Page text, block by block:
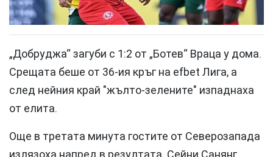
„Добруджа“ загуби с 1:2 от „Ботев“ Враца у дома.
Срещата беше от 36-ия кръг на еfbet Лига, а
след нейния край "жълто-зелените" изпаднаха
от елита.
Още в третата минута гостите от Северозапада